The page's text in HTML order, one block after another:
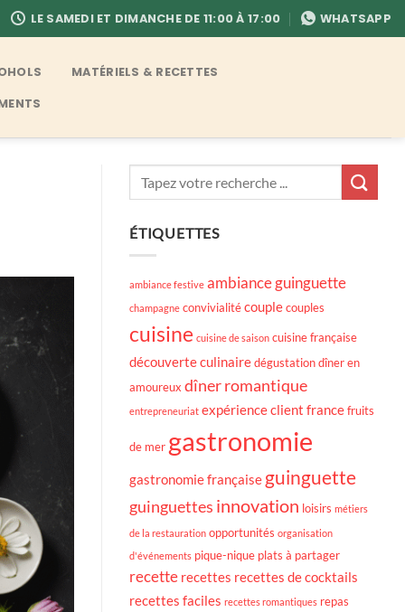
LE SAMEDI ET DIMANCHE DE 11:00 À 17:00 WHATSAPP
MATÉRIELS & RECETTES
ÉTIQUETTES
ambiance festive ambiance guinguette
champagne convivialitécouplecouples
cuisine cuisine de saison cuisine française
découverte culinairedégustationdîner en
amoureux dîner romantique
entrepreneuriat expérience client francefruits
de mer gastronomie
gastronomie française guinguette
guinguettes innovation loisirs métiers
de la restauration opportunités organisation
d'événements pique-nique plats à partager
recette recettes recettes de cocktails
recettes faciles recettes romantiques repas